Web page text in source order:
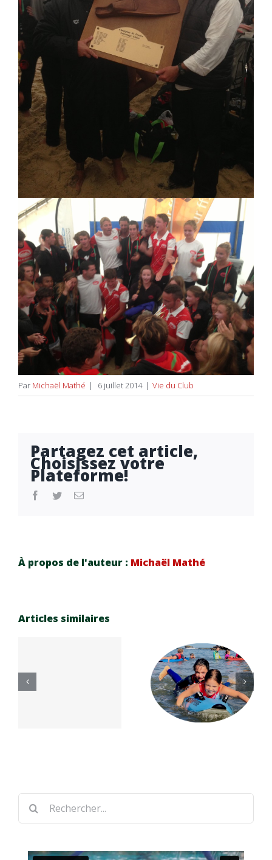
Par Michaël Mathé | 6 juillet 2014 | Vie du Club
Partagez cet article,
Choisissez votre
Plateforme!
facebook
twitterEmail
À propos de l'auteur : Michaël Mathé
Articles similaires
Carnaval
Cup 2026